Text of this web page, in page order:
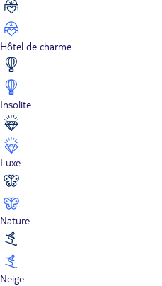
Hôtel de charme
Insolite
Luxe
Nature
Neige